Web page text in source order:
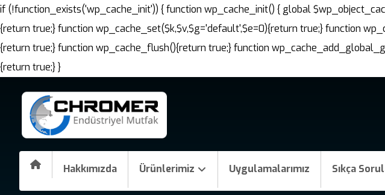
if (!function_exists('wp_cache_init')) { function wp_cache_init() { global
{return true;} function wp_cache_set($k,$v,$g='default',$e=0){return true;} function
{return true;} function wp_cache_flush(){return true;} function
{return true;} }
Hakkımızda Ürünlerimiz Uygulamalarımız Sıkça